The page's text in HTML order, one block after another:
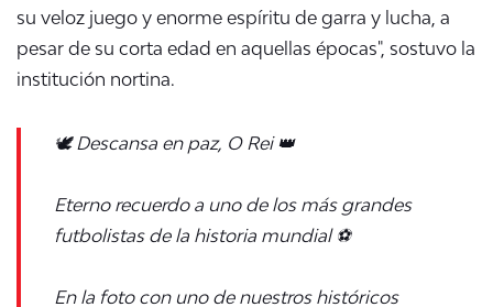
su veloz juego y enorme espíritu de garra y lucha, a
pesar de su corta edad en aquellas épocas", sostuvo la
institución nortina.
🕊️ Descansa en paz, O Rei 👑
Eterno recuerdo a uno de los más grandes
futbolistas de la historia mundial ⚽️
En la foto con uno de nuestros históricos